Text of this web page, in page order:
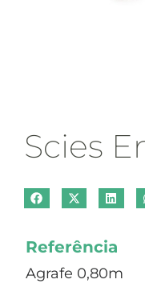
Scies
Referência
Agrafe 0,80m